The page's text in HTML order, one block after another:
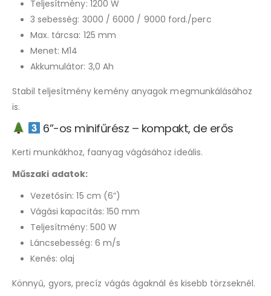
Teljesítmény: 1200 W
3 sebesség: 3000 / 6000 / 9000 ford./perc
Max. tárcsa: 125 mm
Menet: M14
Akkumulátor: 3,0 Ah
Stabil teljesítmény kemény anyagok megmunkálásához
is.
6”-os minifűrész – kompakt, de erős
Kerti munkákhoz, faanyag vágásához ideális.
Műszaki adatok:
Vezetősín: 15 cm (6”)
Vágási kapacitás: 150 mm
Teljesítmény: 500 W
Láncsebesség: 6 m/s
Kenés: olaj
Könnyű, gyors, precíz vágás ágaknál és kisebb törzseknél.